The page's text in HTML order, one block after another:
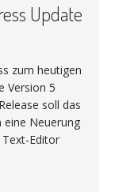
Update
zum heutigen
Version 5
soll das
Neuerung
Editor